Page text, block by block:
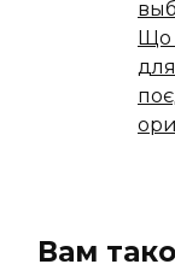
Що
для
Вам